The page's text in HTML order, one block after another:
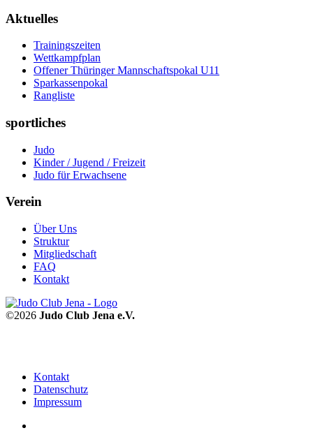
Aktuelles
Trainingszeiten
Wettkampfplan
Offener Thüringer Mannschaftspokal U11
Sparkassenpokal
Rangliste
sportliches
Judo
Kinder / Jugend / Freizeit
Judo für Erwachsene
Verein
Über Uns
Struktur
Mitgliedschaft
FAQ
Kontakt
©2026 Judo Club Jena e.V.
Kontakt
Datenschutz
Impressum